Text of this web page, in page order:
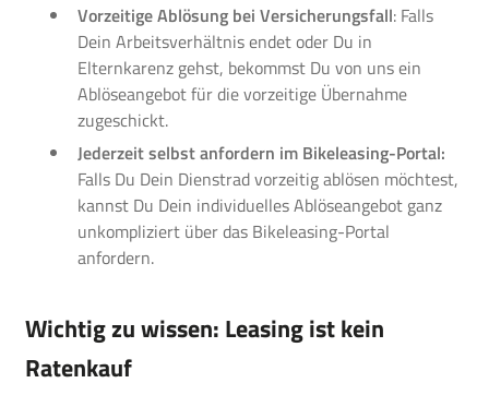
Vorzeitige Ablösung bei Versicherungsfall: Falls
Dein Arbeitsverhältnis endet oder Du in
Elternkarenz gehst, bekommst Du von uns ein
Ablöseangebot für die vorzeitige Übernahme
zugeschickt.
Jederzeit selbst anfordern im Bikeleasing-Portal:
Falls Du Dein Dienstrad vorzeitig ablösen möchtest,
kannst Du Dein individuelles Ablöseangebot ganz
unkompliziert über das Bikeleasing-Portal
anfordern.
Wichtig zu wissen: Leasing ist kein
Ratenkauf